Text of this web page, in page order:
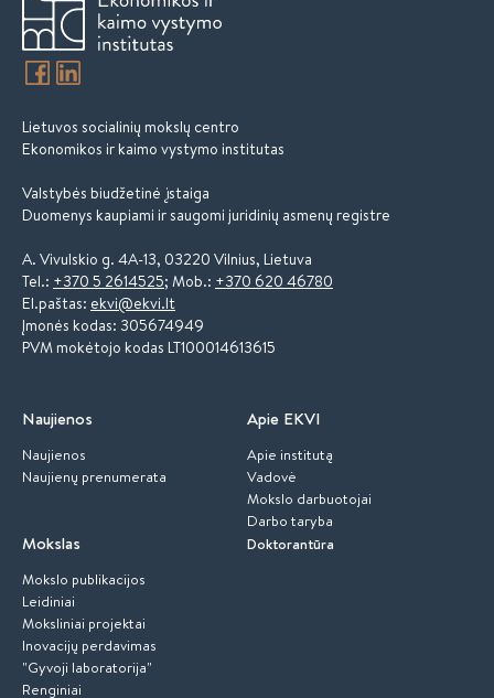
Lietuvos socialinių mokslų centro
Ekonomikos ir kaimo vystymo institutas
Valstybės biudžetinė įstaiga
Duomenys kaupiami ir saugomi juridinių asmenų registre
A. Vivulskio g. 4A-13, 03220 Vilnius, Lietuva
Tel.: +370 5 2614525; Mob.: +370 620 46780
El.paštas: ekvi@ekvi.lt
Įmonės kodas: 305674949
PVM mokėtojo kodas LT100014613615
Naujienos
Naujienos
Naujienų prenumerata
Apie EKVI
Apie institutą
Vadovė
Mokslo darbuotojai
Darbo taryba
Mokslas
Mokslo publikacijos
Leidiniai
Moksliniai projektai
Inovacijų perdavimas
"Gyvoji laboratorija"
Renginiai
Doktorantūra